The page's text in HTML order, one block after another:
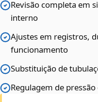
Revisão completa em
interno
Ajustes em registros,
funcionamento
Substituição de
Regulagem de